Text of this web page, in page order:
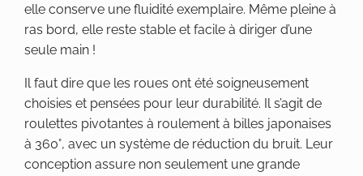
elle conserve une fluidité exemplaire. Même pleine à
ras bord, elle reste stable et facile à diriger d’une
seule main !
Il faut dire que les roues ont été soigneusement
choisies et pensées pour leur durabilité. Il s’agit de
roulettes pivotantes à roulement à billes japonaises
à 360°, avec un système de réduction du bruit. Leur
conception assure non seulement une grande